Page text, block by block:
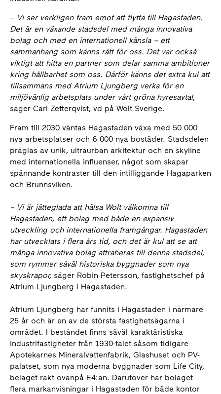
– Vi ser verkligen fram emot att flytta till Hagastaden.
Det är en växande stadsdel med många innovativa
bolag och med en internationell känsla – ett
sammanhang som känns rätt för oss. Det var också
viktigt att hitta en partner som delar samma ambitioner
kring hållbarhet som oss. Därför känns det extra kul att
tillsammans med Atrium Ljungberg verka för en
miljövänlig arbetsplats under vårt gröna hyresavtal,
säger Carl Zetterqvist, vd på Wolt Sverige.
Fram till 2030 väntas Hagastaden växa med 50 000
nya arbetsplatser och 6 000 nya bostäder. Stadsdelen
präglas av unik, ultraurban arkitektur och en skyline
med internationella influenser, något som skapar
spännande kontraster till den intilliggande Hagaparken
och Brunnsviken.
– Vi är jätteglada att hälsa Wolt välkomna till
Hagastaden, ett bolag med både en expansiv
utveckling och internationella framgångar. Hagastaden
har utvecklats i flera års tid, och det är kul att se att
många innovativa bolag attraheras till denna stadsdel,
som rymmer såväl historiska byggnader som nya
skyskrapor, säger Robin Petersson, fastighetschef på
Atrium Ljungberg i Hagastaden.
Atrium Ljungberg har funnits i Hagastaden i närmare
25 år och är en av de största fastighetsägarna i
området. I beståndet finns såväl karaktäristiska
industrifastigheter från 1930-talet såsom tidigare
Apotekarnes Mineralvattenfabrik, Glashuset och PV-
palatset, som nya moderna byggnader som Life City,
beläget rakt ovanpå E4:an. Därutöver har bolaget
flera markanvisningar i Hagastaden för både kontor